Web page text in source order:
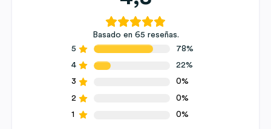
Basado en 65 reseñas.
5
78%
4
22%
3
0%
2
0%
1
0%